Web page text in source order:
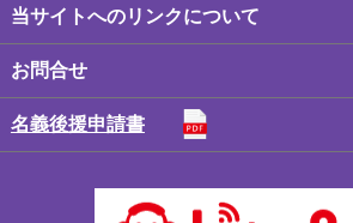
当サイトへのリンクについて
お問合せ
名義後援申請書